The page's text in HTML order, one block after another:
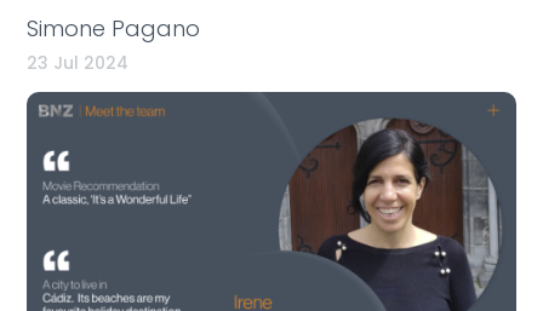
Simone Pagano
23 Jul 2024